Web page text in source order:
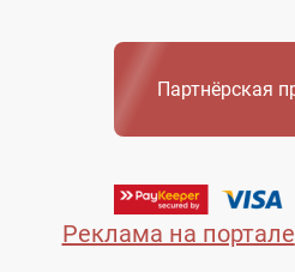
Реклама на портале
Партнёрская